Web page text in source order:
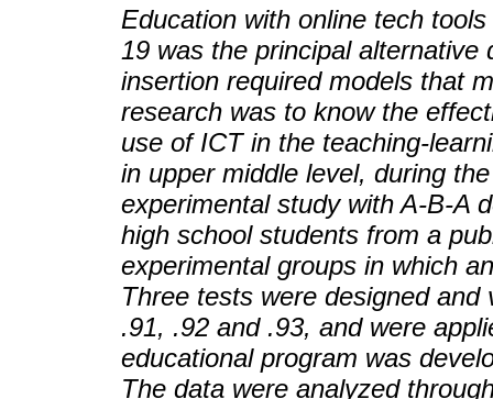
Education with online tech
19 was the principal
insertion required models that
research was to know the
use of ICT in the teaching-
in upper middle level, during
experimental study with A-B-A
high school students from a
experimental groups in which
Three tests were designed
.91, .92 and .93, and were
educational program was
The data were analyzed